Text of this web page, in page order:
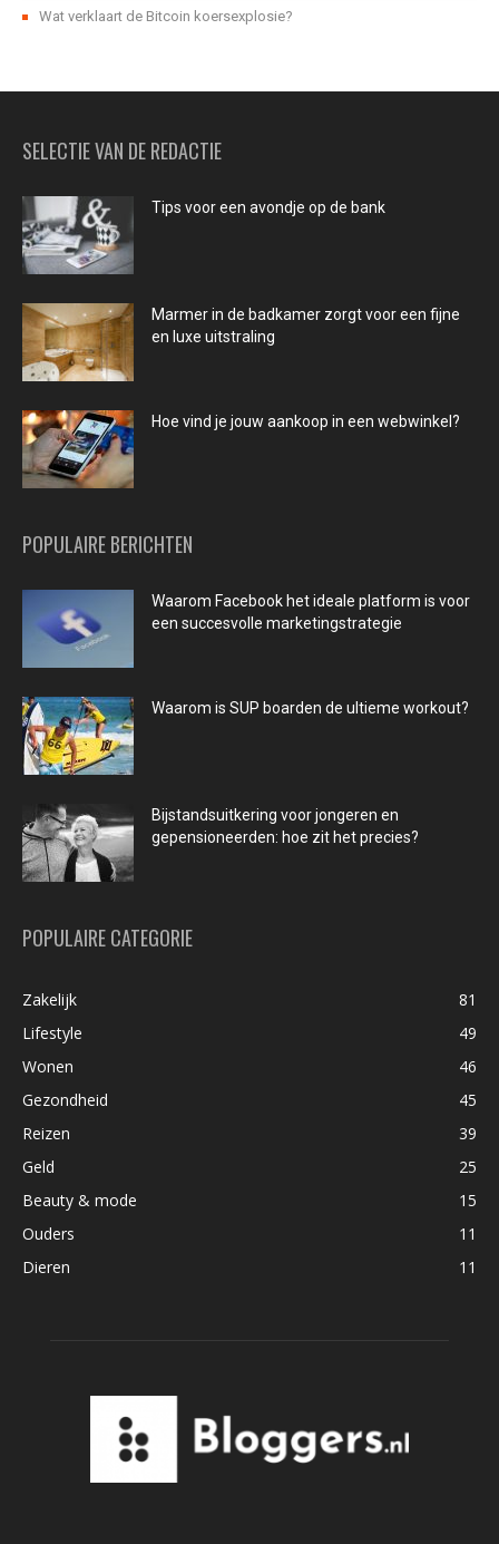
Wat verklaart de Bitcoin koersexplosie?
SELECTIE VAN DE REDACTIE
Tips voor een avondje op de bank
Marmer in de badkamer zorgt voor een fijne
en luxe uitstraling
Hoe vind je jouw aankoop in een webwinkel?
POPULAIRE BERICHTEN
Waarom Facebook het ideale platform is voor
een succesvolle marketingstrategie
Waarom is SUP boarden de ultieme workout?
Bijstandsuitkering voor jongeren en
gepensioneerden: hoe zit het precies?
POPULAIRE CATEGORIE
Zakelijk
81
Lifestyle
49
Wonen
46
Gezondheid
45
Reizen
39
Geld
25
Beauty & mode
15
Ouders
11
Dieren
11